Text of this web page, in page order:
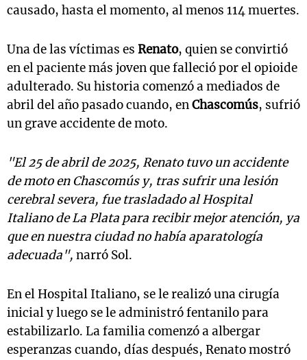
causado, hasta el momento, al menos 114 muertes.
Una de las víctimas es Renato, quien se convirtió
en el paciente más joven que falleció por el opioide
adulterado. Su historia comenzó a mediados de
abril del año pasado cuando, enChascomús, sufrió
un grave accidente de moto.
"El 25 de abril de 2025, Renato tuvo un accidente
de moto en Chascomús y, tras sufrir una lesión
cerebral severa, fue trasladado al Hospital
Italiano de La Plata para recibir mejor atención, ya
que en nuestra ciudad no había aparatología
adecuada", narró Sol.
En el Hospital Italiano, se le realizó una cirugía
inicial y luego se le administró fentanilo para
estabilizarlo. La familia comenzó a albergar
esperanzas cuando, días después, Renato mostró